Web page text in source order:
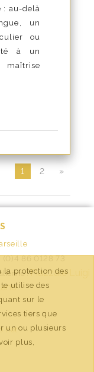
: au-delà
un
ou
à un
maîtrise
1 2 »
(0)4 86 0128 73
:Piazzale Luigi
la protection des
utilise des
sur le
tiers que
un ou plusieurs
plus,